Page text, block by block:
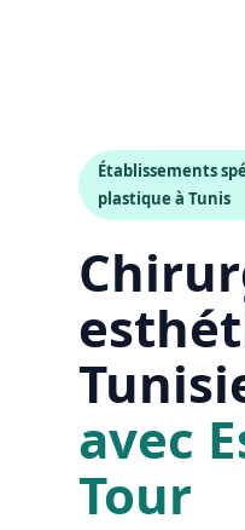
Établissements
plastique à Tunis
avec
Tour